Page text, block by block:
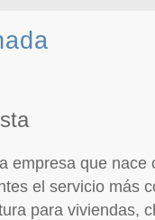
empresa que nace
el servicio más
para viviendas,